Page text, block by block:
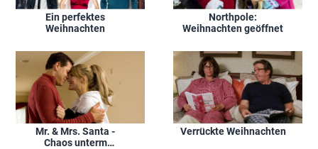
Ein perfektes
Weihnachten
Northpole:
Weihnachten geöffnet
Mr. & Mrs. Santa -
Chaos unterm
Verrückte Weihnachten